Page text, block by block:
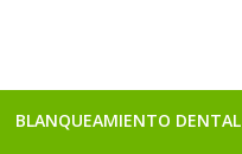
BLANQUEAMIENTO DENTAL